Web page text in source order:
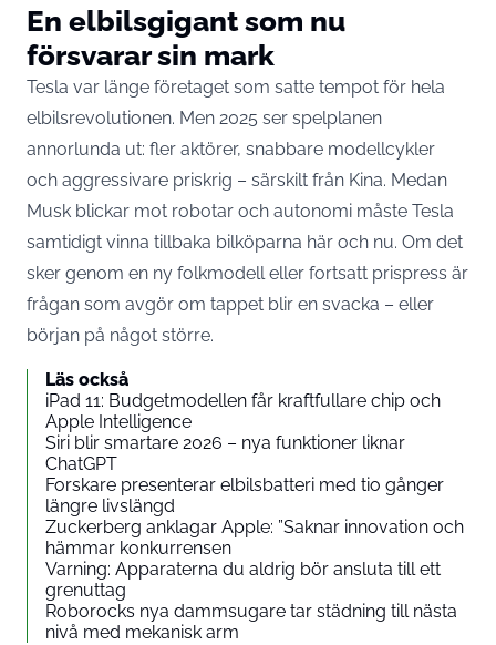
En elbilsgigant som nu
försvarar sin mark
Tesla var länge företaget som satte tempot för hela
elbilsrevolutionen. Men 2025 ser spelplanen
annorlunda ut: fler aktörer, snabbare modellcykler
och aggressivare priskrig – särskilt från Kina. Medan
Musk blickar mot robotar och autonomi måste Tesla
samtidigt vinna tillbaka bilköparna här och nu. Om det
sker genom en ny folkmodell eller fortsatt prispress är
frågan som avgör om tappet blir en svacka – eller
början på något större.
Läs också
iPad 11: Budgetmodellen får kraftfullare chip och
Apple Intelligence
Siri blir smartare 2026 – nya funktioner liknar
ChatGPT
Forskare presenterar elbilsbatteri med tio gånger
längre livslängd
Zuckerberg anklagar Apple: ”Saknar innovation och
hämmar konkurrensen
Varning: Apparaterna du aldrig bör ansluta till ett
grenuttag
Roborocks nya dammsugare tar städning till nästa
nivå med mekanisk arm